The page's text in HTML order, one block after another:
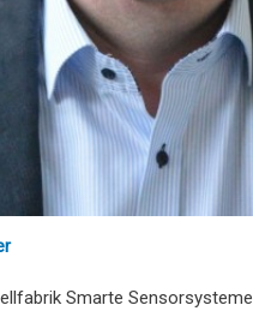
Smarte Sensorsysteme